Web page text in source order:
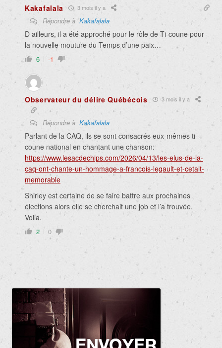
Kakafalala 3 mois il y a
Répondre àKakafalala
D ailleurs, il a été approché pour le rôle de Ti-coune pour
la nouvelle mouture du Temps d’une paix…
6 -1
Observateur du délire Québécois 3 mois il y a
Répondre à Kakafalala
Parlant de la CAQ, ils se sont consacrés eux-mêmes ti-
coune national en chantant une chanson:
https://www.lesacdechips.com/2026/04/13/les-elus-de-la-
caq-ont-chante-un-hommage-a-francois-legault-et-cetait-
memorable
Shirley est certaine de se faire battre aux prochaines
élections alors elle se cherchait une job et l’a trouvée.
Voila.
2 0